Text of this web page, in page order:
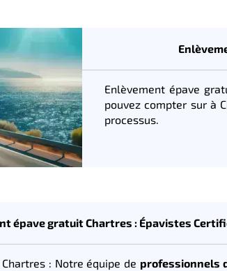
Enlèvement épave
pouvez compter sur à
processus.
épave gratuit Chartres : Épavistes
: Notre équipe de professionnels